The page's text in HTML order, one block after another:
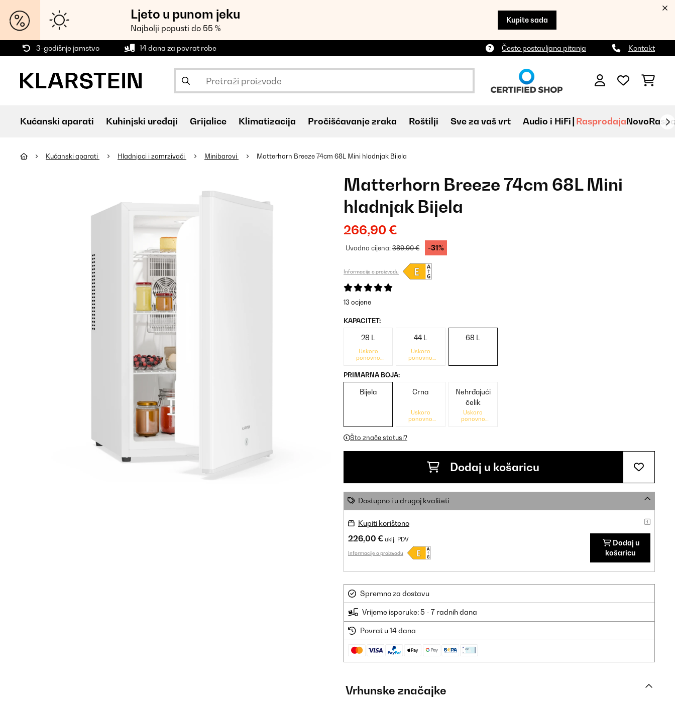
Ljeto u punom jeku
Najbolji popusti do 55 %
Kupite sada
3-godišnje jamstvo 14 dana za povrat robe Često postavljana pitanja Kontakt
Kućanski aparati Kuhinjski uređaji Grijalice Klimatizacija Pročišćavanje zraka Roštilji Sve za vaš vrt Audio i HiFi RasprodajaNovo
Kućanski aparati Hladnjaci i zamrzivači Minibarovi Matterhorn Breeze 74cm 68L Mini hladnjak Bijela
Matterhorn Breeze 74cm 68L Mini
hladnjak Bijela
266,90 €
Uvodna cijena:389,90 € -31%
Informacije o proizvodu
13 ocjene
KAPACITET:
28 L
Uskoro
ponovno
44 L
Uskoro
ponovno
68 L
PRIMARNA BOJA:
Bijela Crna
Uskoro
ponovno
Nehrđajući
čelik
Uskoro
ponovno
Što znače statusi?
Dodaj u košaricu
Dostupno i u drugoj kvaliteti
Kupiti korišteno
226,00 € uklj. PDV
Informacije o proizvodu
Dodaj u
košaricu
Spremno za dostavu
Vrijeme isporuke: 5 - 7 radnih dana
Povrat u 14 dana
Vrhunske značajke